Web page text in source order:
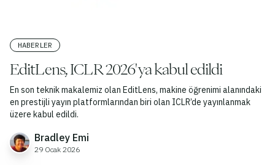
HABERLER
EditLens, ICLR 2026'ya kabul edildi
En son teknik makalemiz olan EditLens, makine öğrenimi alanındaki
en prestijli yayın platformlarından biri olan ICLR’de yayınlanmak
üzere kabul edildi.
Bradley Emi
29 Ocak 2026